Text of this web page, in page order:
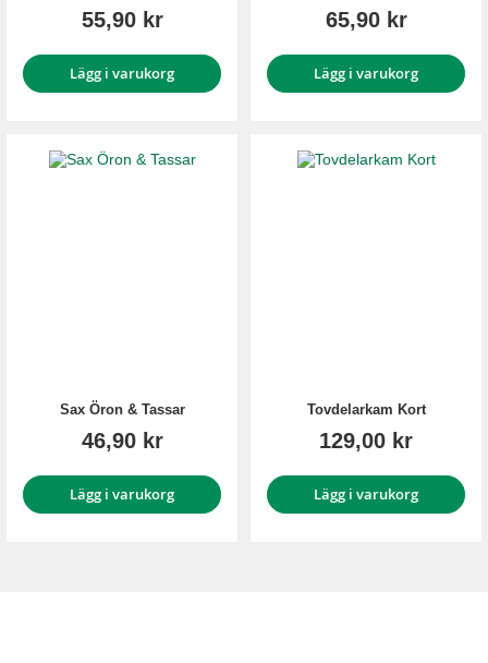
55,90 kr
Lägg i varukorg
65,90 kr
Lägg i varukorg
Sax Öron & Tassar
46,90 kr
Lägg i varukorg
Tovdelarkam Kort
129,00 kr
Lägg i varukorg